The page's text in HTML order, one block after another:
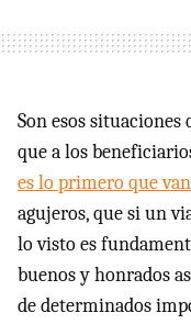
Son esos situaciones
que a los
es lo primero que
agujeros, que si un
lo visto es
buenos y honrados
de determinados